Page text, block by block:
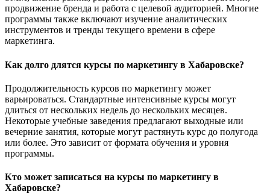
продвижение бренда и работа с целевой аудиторией. Многие
программы также включают изучение аналитических
инструментов и тренды текущего времени в сфере
маркетинга.
Как долго длятся курсы по маркетингу в Хабаровске?
Продолжительность курсов по маркетингу может
варьироваться. Стандартные интенсивные курсы могут
длиться от нескольких недель до нескольких месяцев.
Некоторые учебные заведения предлагают выходные или
вечерние занятия, которые могут растянуть курс до полугода
или более. Это зависит от формата обучения и уровня
программы.
Кто может записаться на курсы по маркетингу в
Хабаровске?